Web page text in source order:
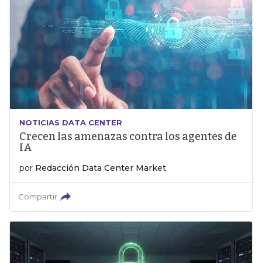
NOTICIAS DATA CENTER
Crecen las amenazas contra los agentes de
IA
por Redacción Data Center Market
Compartir